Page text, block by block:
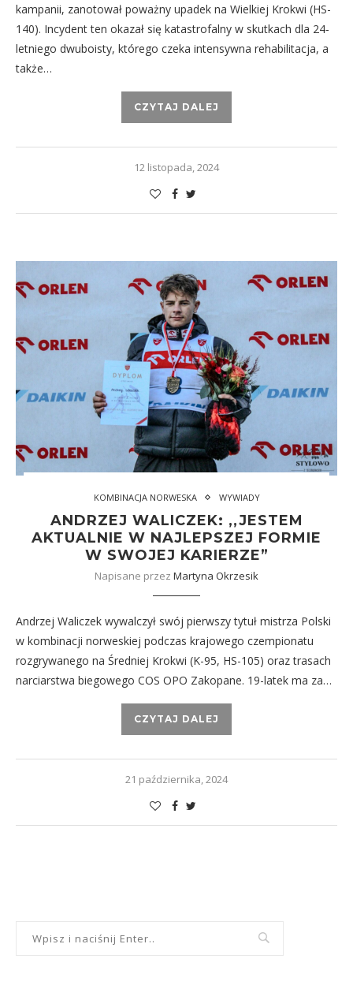
kampanii, zanotował poważny upadek na Wielkiej Krokwi (HS-
140). Incydent ten okazał się katastrofalny w skutkach dla 24-
letniego dwuboisty, którego czeka intensywna rehabilitacja, a
także…
CZYTAJ DALEJ
12 listopada, 2024
KOMBINACJA NORWESKA WYWIADY
ANDRZEJ WALICZEK: ,,JESTEM
AKTUALNIE W NAJLEPSZEJ FORMIE
W SWOJEJ KARIERZE”
Napisane przez Martyna Okrzesik
Andrzej Waliczek wywalczył swój pierwszy tytuł mistrza Polski
w kombinacji norweskiej podczas krajowego czempionatu
rozgrywanego na Średniej Krokwi (K-95, HS-105) oraz trasach
narciarstwa biegowego COS OPO Zakopane. 19-latek ma za…
CZYTAJ DALEJ
21 października, 2024